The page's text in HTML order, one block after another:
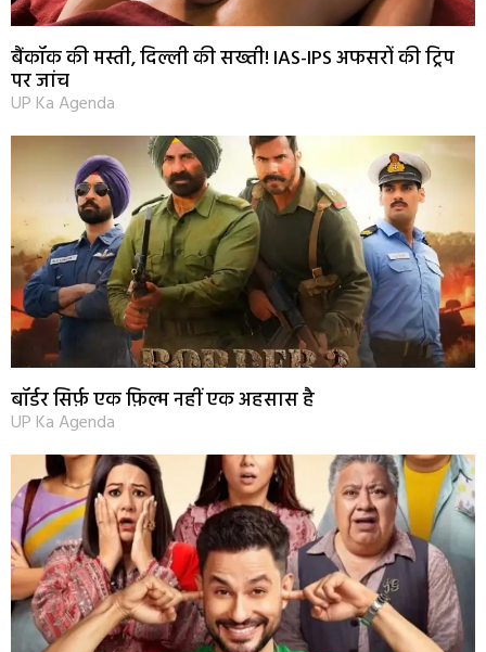
बैंकॉक की मस्ती, दिल्ली की सख्ती! IAS-IPS अफसरों की ट्रिप
पर जांच
UP Ka Agenda
बॉर्डर सिर्फ़ एक फ़िल्म नहीं एक अहसास है
UP Ka Agenda